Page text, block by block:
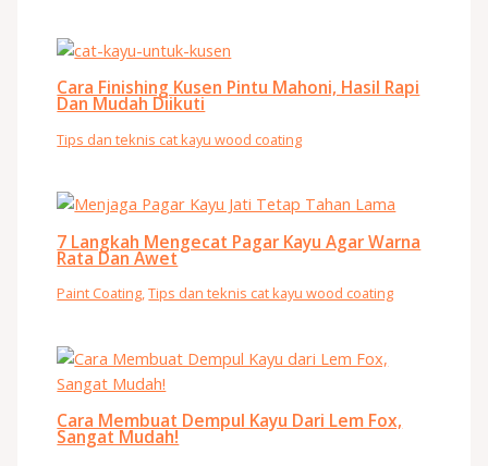
Cara Finishing Kusen Pintu Mahoni, Hasil Rapi
Dan Mudah Diikuti
Tips dan teknis cat kayu wood coating
7 Langkah Mengecat Pagar Kayu Agar Warna
Rata Dan Awet
Paint Coating,Tips dan teknis cat kayu wood coating
Cara Membuat Dempul Kayu Dari Lem Fox,
Sangat Mudah!